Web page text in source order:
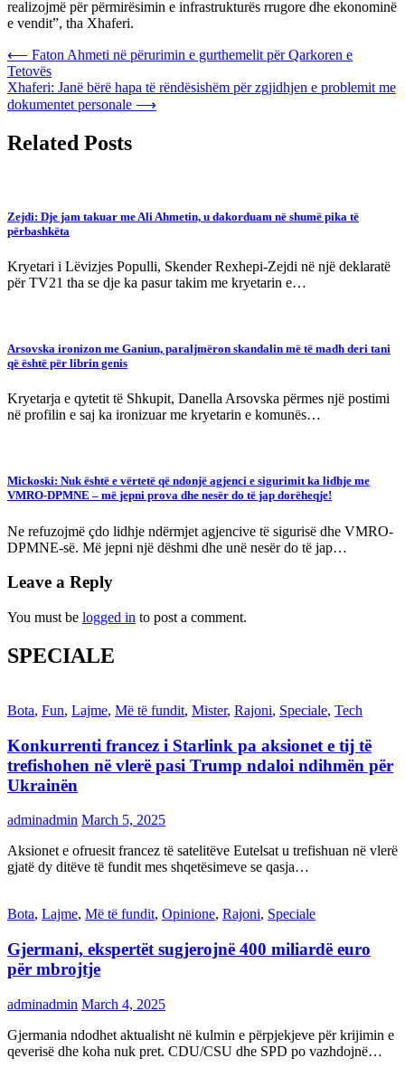
realizojmë për përmirësimin e infrastrukturës rrugore dhe ekonominë
e vendit”, tha Xhaferi.
Post
navigation
⟵ Faton Ahmeti në përurimin e gurthemelit për Qarkoren e
Tetovës
Xhaferi: Janë bërë hapa të rëndësishëm për zgjidhjen e problemit me
dokumentet personale ⟶
Related Posts
Zejdi: Dje jam takuar me Ali Ahmetin, u dakorduam në shumë pika të
përbashkëta
Kryetari i Lëvizjes Populli, Skender Rexhepi-Zejdi në një deklaratë
për TV21 tha se dje ka pasur takim me kryetarin e…
Arsovska ironizon me Ganiun, paraljmëron skandalin më të madh deri tani
që është për librin genis
Kryetarja e qytetit të Shkupit, Danella Arsovska përmes një postimi
në profilin e saj ka ironizuar me kryetarin e komunës…
Mickoski: Nuk është e vërtetë që ndonjë agjenci e sigurimit ka lidhje me
VMRO-DPMNE – më jepni prova dhe nesër do të jap dorëheqje!
Ne refuzojmë çdo lidhje ndërmjet agjencive të sigurisë dhe VMRO-
DPMNE-së. Më jepni një dëshmi dhe unë nesër do të jap…
Leave a Reply
You must be logged in to post a comment.
SPECIALE
Bota, Fun, Lajme, Më të fundit, Mister, Rajoni, Speciale, Tech
Konkurrenti francez i Starlink pa aksionet e tij të
trefishohen në vlerë pasi Trump ndaloi ndihmën për
Ukrainën
adminadmin March 5, 2025
Aksionet e ofruesit francez të satelitëve Eutelsat u trefishuan në vlerë
gjatë dy ditëve të fundit mes shqetësimeve se qasja…
Bota, Lajme, Më të fundit, Opinione, Rajoni, Speciale
Gjermani, ekspertët sugjerojnë 400 miliardë euro
për mbrojtje
adminadmin March 4, 2025
Gjermania ndodhet aktualisht në kulmin e përpjekjeve për krijimin e
qeverisë dhe koha nuk pret. CDU/CSU dhe SPD po vazhdojnë…